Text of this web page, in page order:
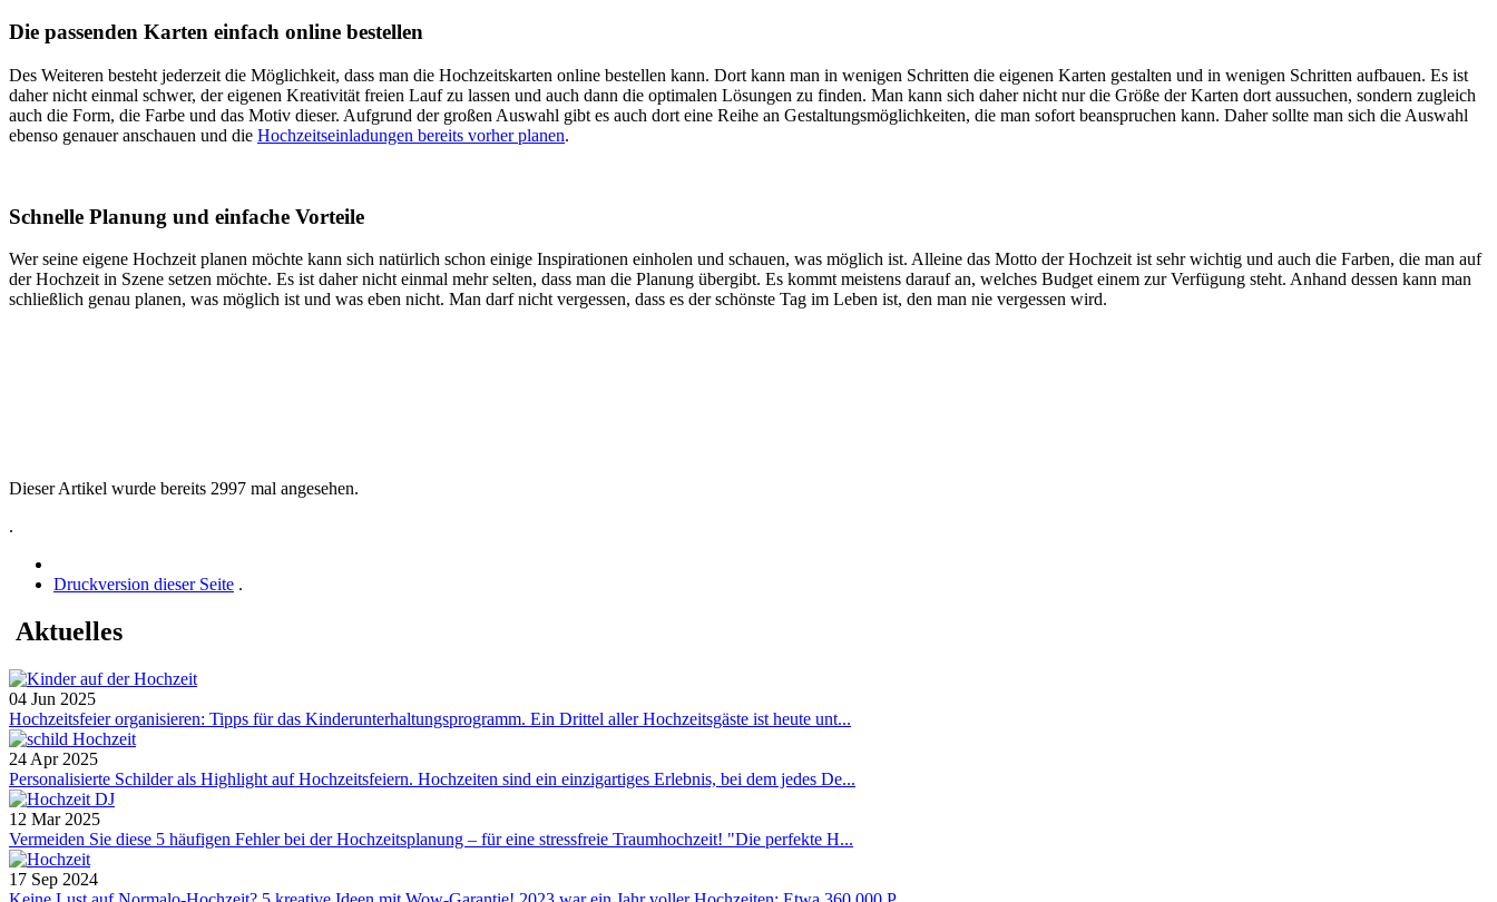
Die passenden Karten einfach online bestellen
Des Weiteren besteht jederzeit die Möglichkeit, dass man die Hochzeitskarten online bestellen kann. Dort kann man in wenigen Schritten die eigenen Karten gestalten und in wenigen Schritten aufbauen. Es ist
daher nicht einmal schwer, der eigenen Kreativität freien Lauf zu lassen und auch dann die optimalen Lösungen zu finden. Man kann sich daher nicht nur die Größe der Karten dort aussuchen, sondern zugleich
auch die Form, die Farbe und das Motiv dieser. Aufgrund der großen Auswahl gibt es auch dort eine Reihe an Gestaltungsmöglichkeiten, die man sofort beanspruchen kann. Daher sollte man sich die Auswahl
ebenso genauer anschauen und die Hochzeitseinladungen bereits vorher planen.
Schnelle Planung und einfache Vorteile
Wer seine eigene Hochzeit planen möchte kann sich natürlich schon einige Inspirationen einholen und schauen, was möglich ist. Alleine das Motto der Hochzeit ist sehr wichtig und auch die Farben, die man auf
der Hochzeit in Szene setzen möchte. Es ist daher nicht einmal mehr selten, dass man die Planung übergibt. Es kommt meistens darauf an, welches Budget einem zur Verfügung steht. Anhand dessen kann man
schließlich genau planen, was möglich ist und was eben nicht. Man darf nicht vergessen, dass es der schönste Tag im Leben ist, den man nie vergessen wird.
Dieser Artikel wurde bereits 2997 mal angesehen.
.
Druckversion dieser Seite .
Aktuelles
04 Jun 2025
Hochzeitsfeier organisieren: Tipps für das Kinderunterhaltungsprogramm. Ein Drittel aller Hochzeitsgäste ist heute unt...
24 Apr 2025
Personalisierte Schilder als Highlight auf Hochzeitsfeiern. Hochzeiten sind ein einzigartiges Erlebnis, bei dem jedes De...
12 Mar 2025
Vermeiden Sie diese 5 häufigen Fehler bei der Hochzeitsplanung – für eine stressfreie Traumhochzeit! "Die perfekte H...
17 Sep 2024